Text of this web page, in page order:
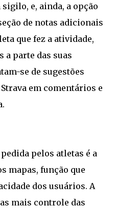
e, ainda, a opção
de notas adicionais
que fez a atividade,
a parte das suas
se de sugestões
em comentários e
pelos atletas é a
mapas, função que
dos usuários. A
mais controle das